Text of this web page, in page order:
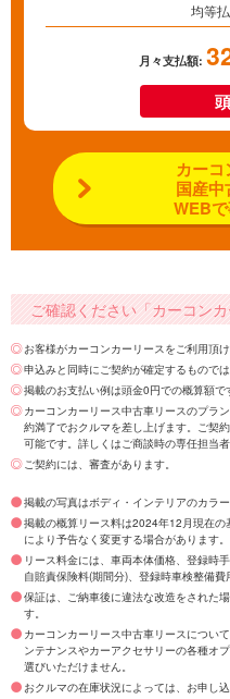
均等
月々支払額:
カー
国産中
WEB
ご確認ください「カーコン
お客様がカーコンカーリースをご利用頂
申込みと同時にご契約が確定するものでは
掲載のお支払い例は頭金0円での概算額で
カーコンカーリース中古車リースのプラ
約満了でおクルマを差し上げます。ご契
可能です。詳しくはご商談時の専任担当
ご契約には、審査があります。
掲載の写真はボディ・インテリアのカラ
掲載の概算リース料は2024年12月現在
により予告なく変更する場合があります。
リース料金には、車両本体価格、登録時
自賠責保険料(期間分)、登録時車検整備費
保証は、ご納車後に違法な改造をされた
す。
カーコンカーリース中古車リースについ
ンテナンスやカーアクセサリーの各種オ
選びいただけません。
おクルマの在庫状況によっては、お申し